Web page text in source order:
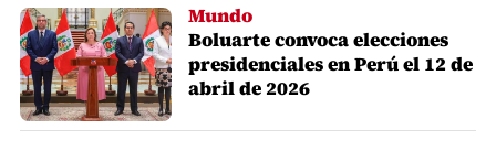
Mundo
Boluarte convoca elecciones
presidenciales en Perú el 12 de
abril de 2026